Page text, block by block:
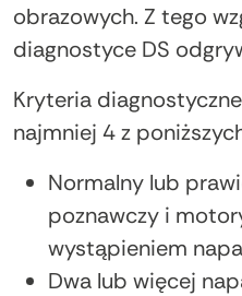
obrazowych. Z tego
diagnostyce DS
Kryteria
najmniej 4 z
Normalny lub
poznawczy i
wystąpieniem
Dwa lub więcej